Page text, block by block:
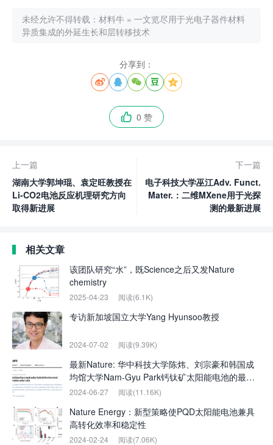
未经允许不得转载： 材料牛 » 一文览尽用于光电子器件材料
异质集成的外延生长和层转移技术
分享到：
    
 0 赞
上一篇
湖南大学郭坤琨、袁定旺教授在
Li-CO2电池反应机理研究方向
取得新进展
下一篇
电子科技大学巫江Adv. Funct.
Mater.：二维MXene用于光探
测的最新进展
相关文章
该团队研究“水”，既Science之后又发Nature
chemistry
2025-04-23 阅读(6.1K)
专访新加坡国立大学Yang Hyunsoo教授
2024-07-02 阅读(9.39K)
最新Nature: 华中科技大学陈炜、刘宗豪和韩国成
均馆大学Nam-Gyu Park钙钛矿太阳能电池的最新
进展
2024-06-27 阅读(11.16K)
Nature Energy：新型策略使PQD太阳能电池兼具
高转化效率和稳定性
2024-02-24 阅读(7.06K)